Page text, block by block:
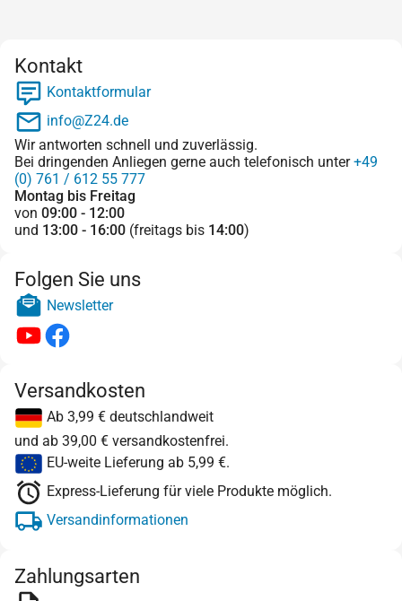
Kontakt
Kontaktformular
info@Z24.de
Wir antworten schnell und zuverlässig.
Bei dringenden Anliegen gerne auch telefonisch unter+49
(0) 761 / 612 55 777
Montag bis Freitag
von 09:00 - 12:00
und 13:00 - 16:00 (freitags bis 14:00)
Folgen Sie uns
Newsletter
Versandkosten
Ab 3,99 € deutschlandweit
und ab 39,00 € versandkostenfrei.
EU-weite Lieferung ab 5,99 €.
Express-Lieferung für viele Produkte möglich.
Versandinformationen
Zahlungsarten